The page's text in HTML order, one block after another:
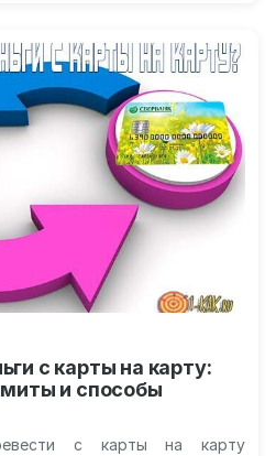
с карты на карту:
и способы
с карты на карту